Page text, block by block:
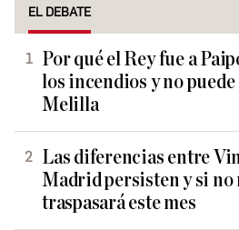
EL DEBATE
Por qué el Rey fue a
los incendios y no
Melilla
Las diferencias entre
Madrid persisten y si no
traspasará este mes